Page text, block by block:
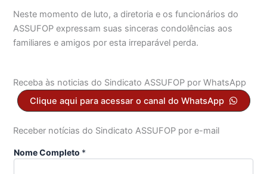
Neste momento de luto, a diretoria e os funcionários do
ASSUFOP expressam suas sinceras condolências aos
familiares e amigos por esta irreparável perda.
Receba às noticias do Sindicato ASSUFOP por WhatsApp
Clique aqui para acessar o canal do WhatsApp
Receber notícias do Sindicato ASSUFOP por e-mail
Nome Completo *